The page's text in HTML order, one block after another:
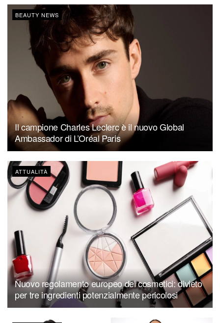
BEAUTY NEWS
Il campione Charles Leclerc è il nuovo Global
Ambassador di L’Oréal Paris
ATTUALITÀ
Nuovo regolamento europeo dei cosmetici: divieto
per tre ingredienti potenzialmente pericolosi